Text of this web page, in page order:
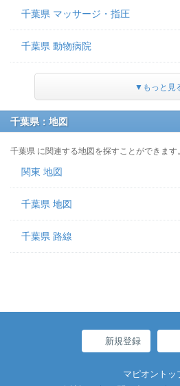
千葉県 マッサージ・指圧
千葉県 動物病院
▼もっと見
千葉県：地図
千葉県 に関連する地図を探すことができます。
関東 地図
千葉県 地図
千葉県 路線
新規登録
マピオントッ